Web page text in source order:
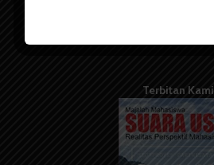
Terbitan Kami